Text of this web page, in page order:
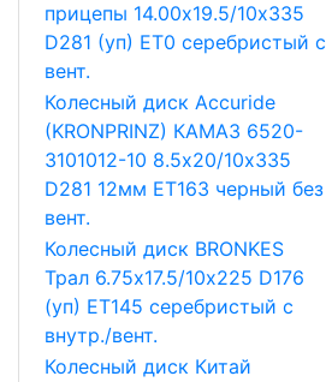
прицепы 14.00х19.5/10х335
D281 (уп) ET0 серебристый с
вент.
Колесный диск Accuride
(KRONPRINZ) КАМАЗ 6520-
3101012-10 8.5х20/10х335
D281 12мм ET163 черный без
вент.
Колесный диск BRONKES
Трал 6.75х17.5/10х225 D176
(уп) ET145 серебристый с
внутр./вент.
Колесный диск Китай